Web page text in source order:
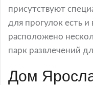
присутствуют
для прогулок есть
расположено
парк развлечений
Дом